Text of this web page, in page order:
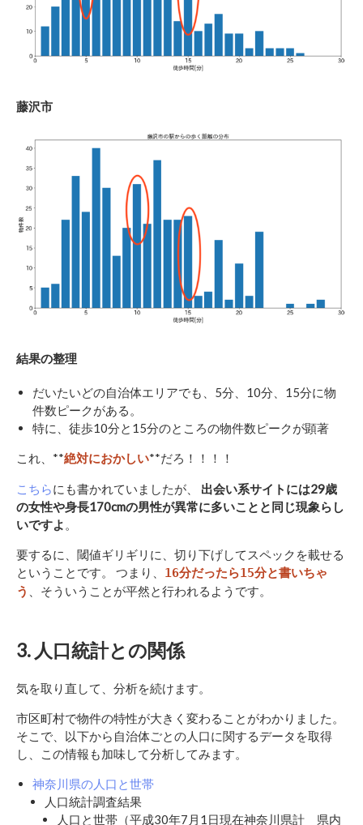
藤沢市
結果の整理
だいたいどの自治体エリアでも、5分、10分、15分に物
件数ピークがある。
特に、徒歩10分と15分のところの物件数ピークが顕著
これ、**絶対におかしい**だろ！！！！
こちらにも書かれていましたが、 出会い系サイトには29歳
の女性や身長170cmの男性が異常に多いことと同じ現象らし
いですよ 。
要するに、閾値ギリギリに、切り下げしてスペックを載せる
ということです。 つまり、 16分だったら15分と書いちゃ
う
、そういうことが平然と行われるようです。
3. 人口統計との関係
気を取り直して、分析を続けます。
市区町村で物件の特性が大きく変わることがわかりました。
そこで、以下から自治体ごとの人口に関するデータを取得
し、この情報も加味して分析してみます。
神奈川県の人口と世帯
人口統計調査結果
人口と世帯（平成30年7月1日現在神奈川県計 県内